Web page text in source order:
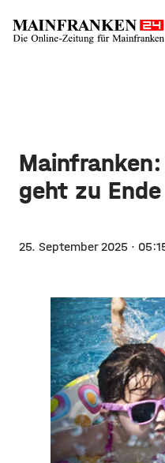
geht zu Ende
25. September 2025 ·